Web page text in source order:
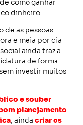
como ganhar
dinheiro.
de as pessoas
e meia por dia
ainda traz a
de forma
investir muitos
e souber
planejamento
, ainda criar os